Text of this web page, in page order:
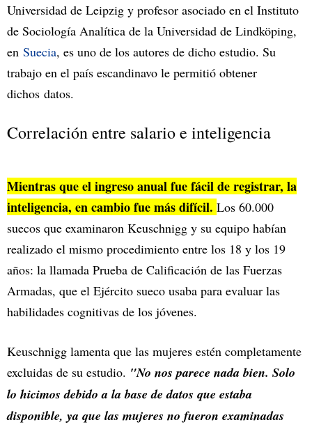
Universidad de Leipzig y profesor asociado en el Instituto
de Sociología Analítica de la Universidad de Lindköping,
en Suecia, es uno de los autores de dicho estudio. Su
trabajo en el país escandinavo le permitió obtener
dichos datos.
Correlación entre salario e inteligencia
Mientras que el ingreso anual fue fácil de registrar, la
inteligencia, en cambio fue más difícil. Los 60.000
suecos que examinaron Keuschnigg y su equipo habían
realizado el mismo procedimiento entre los 18 y los 19
años: la llamada Prueba de Calificación de las Fuerzas
Armadas, que el Ejército sueco usaba para evaluar las
habilidades cognitivas de los jóvenes.
Keuschnigg lamenta que las mujeres estén completamente
excluidas de su estudio. "No nos parece nada bien. Solo
lo hicimos debido a la base de datos que estaba
disponible, ya que las mujeres no fueron examinadas